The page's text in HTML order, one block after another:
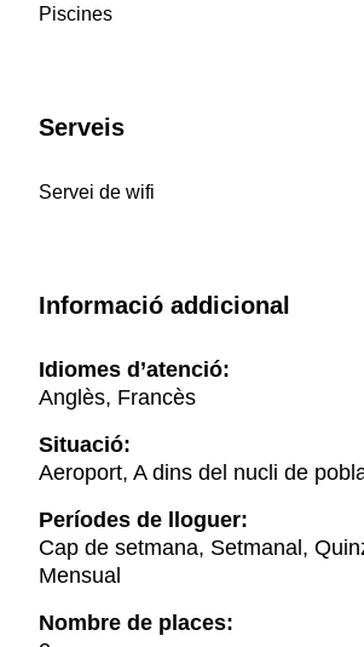
Piscines
Serveis
Servei de wifi
Informació addicional
Idiomes d’atenció:
Anglès, Francès
Situació:
Aeroport, A dins del nucli de
Períodes de lloguer:
Cap de setmana, Setmanal,
Mensual
Nombre de places: